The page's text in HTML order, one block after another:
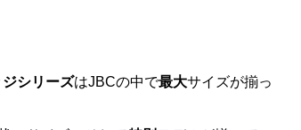
シリーズはJBCの中で最大サイズが揃っ